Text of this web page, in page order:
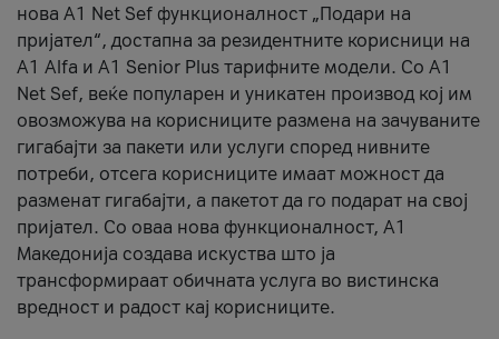
нова A1 Net Sef функционалност „Подари на
пријател“, достапна за резидентните корисници на
А1 Alfa и A1 Senior Plus тарифните модели. Со A1
Net Sef, веќе популарен и уникатен производ кој им
овозможува на корисниците размена на зачуваните
гигабајти за пакети или услуги според нивните
потреби, отсега корисниците имаат можност да
разменат гигабајти, а пакетот да го подарат на свој
пријател. Со оваа нова функционалност, А1
Македонија создава искуства што ја
трансформираат обичната услуга во вистинска
вредност и радост кај корисниците.